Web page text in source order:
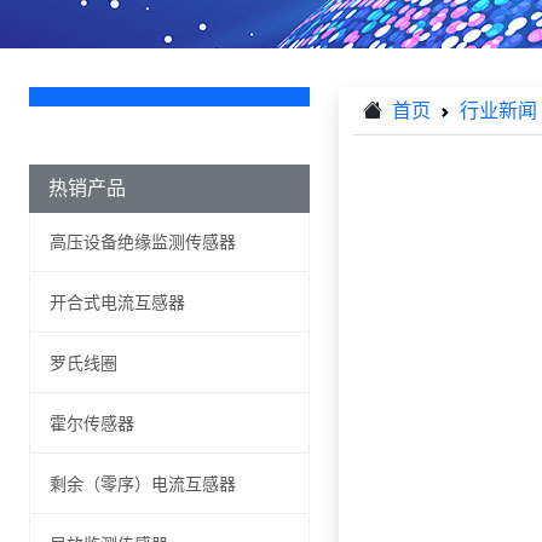
热销产品
高压设备绝缘监测传感器
开合式电流互感器
罗氏线圈
霍尔传感器
剩余（零序）电流互感器
首页 行业新闻